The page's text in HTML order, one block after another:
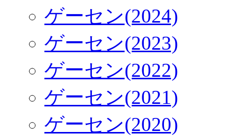
ゲーセン(2024)
ゲーセン(2023)
ゲーセン(2022)
ゲーセン(2021)
ゲーセン(2020)